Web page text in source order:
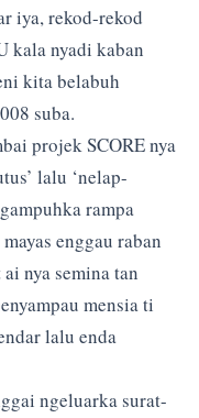
iya, rekod-rekod
kala nyadi kaban
kita belabuh
suba.
projek SCORE nya
lalu ‘nelap-
rampa
enggau raban
nya semina tan
mensia ti
lalu enda
ngeluarka surat-